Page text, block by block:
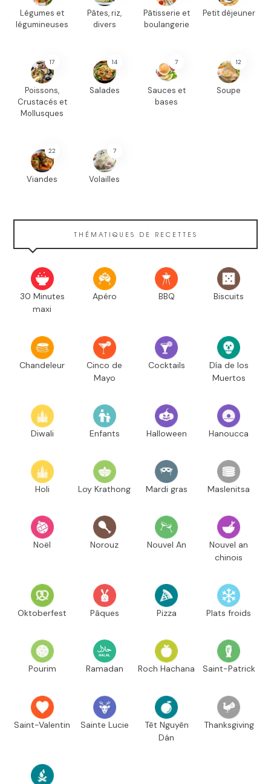
Légumes et
légumineuses
Pâtes, riz,
divers
Pâtisserie et
boulangerie
Petit déjeuner
17
Poissons,
Crustacés et
Mollusques
14
Salades
7
Sauces et
bases
12
Soupe
22
Viandes
7
Volailles
THÉMATIQUES DE RECETTES
30 Minutes
maxi
Apéro BBQ Biscuits
Chandeleur
Cinco de
Mayo
Cocktails
Día de los
Muertos
Diwali Enfants Halloween Hanoucca
Holi Loy Krathong Mardi gras Maslenitsa
Noël Norouz Nouvel An
Nouvel an
chinois
Oktoberfest Pâques Pizza Plats froids
Pourim Ramadan Roch Hachana Saint-Patrick
Saint-Valentin Sainte Lucie
Têt Nguyên
Dán
Thanksgiving